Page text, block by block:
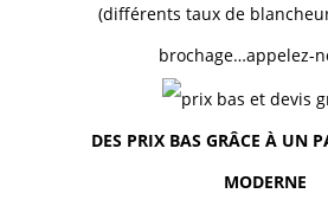
(différents taux de
brochage…appelez-
DES PRIX BAS GRÂCE À UN
MODERNE